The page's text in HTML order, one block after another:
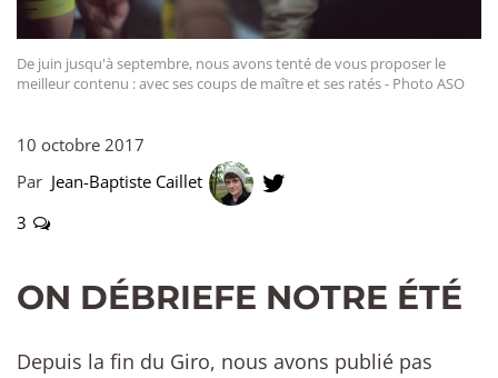
De juin jusqu'à septembre, nous avons tenté de vous proposer le
meilleur contenu : avec ses coups de maître et ses ratés - Photo ASO
10 octobre 2017
Par Jean-Baptiste Caillet
3
ON DÉBRIEFE NOTRE ÉTÉ
Depuis la fin du Giro, nous avons publié pas